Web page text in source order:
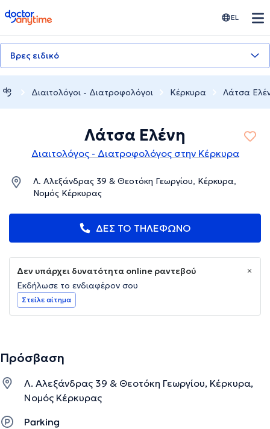
doctoranytime EL
Βρες ειδικό
Διαιτολόγοι - Διατροφολόγοι Κέρκυρα Λάτσα
Λάτσα Ελένη
Διαιτολόγος - Διατροφολόγος στην Κέρκυρα
Λ. Αλεξάνδρας 39 & Θεοτόκη Γεωργίου, Κέρκυρα,
Νομός Κέρκυρας
ΔΕΣ ΤΟ ΤΗΛΕΦΩΝΟ
Δεν υπάρχει δυνατότητα online ραντεβού
Εκδήλωσε το ενδιαφέρον σου
Στείλε αίτημα
Πρόσβαση
Λ. Αλεξάνδρας 39 & Θεοτόκη Γεωργίου, Κέρκυρα,
Νομός Κέρκυρας
Parking